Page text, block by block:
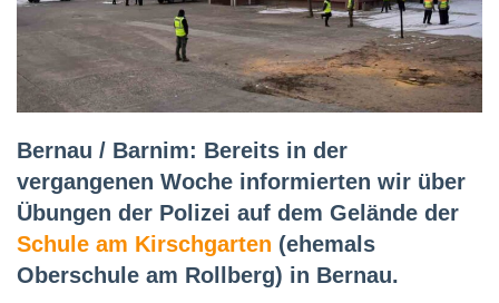
Bernau / Barnim: Bereits in der
vergangenen Woche informierten wir über
Übungen der Polizei auf dem Gelände der
Schule am Kirschgarten (ehemals
Oberschule am Rollberg) in Bernau.